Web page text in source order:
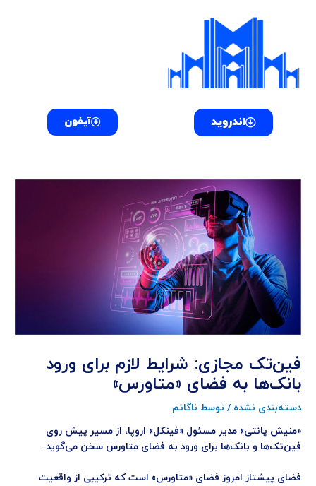
اندروید آیفون
فین‌تک مجازی: شرایط لازم برای ورود
بانک‌ها به فضای «متاورس»
دسته‌بندی نشده / توسط ناگاتم
«منیش پانتی» مدیر مسئول «فینکل» اروپا، از مسیر پیش روی
فین‌تک‌ها و بانک‌ها برای ورود به فضای متاورس سخن می‌گوید.
فضای پیشتاز امروز فضای «متاورس» است که ترکیبی از واقعیت